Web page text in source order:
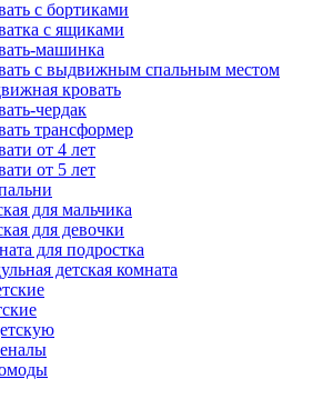
с бортиками
с ящиками
машинка
с выдвижным спальным местом
кровать
чердак
трансформер
от 4 лет
от 5 лет
для мальчика
для девочки
для подростка
детская комната